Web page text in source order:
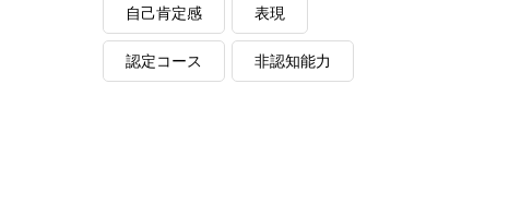
自己肯定感 表現
認定コース 非認知能力